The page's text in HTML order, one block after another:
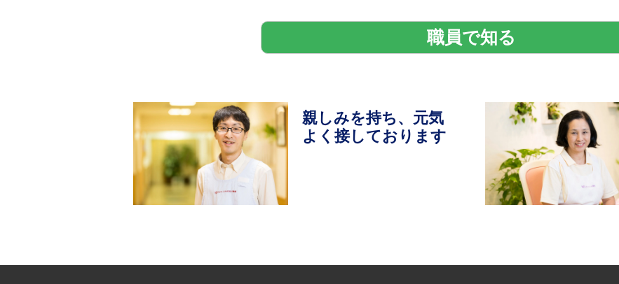
職員で知る
親しみを持ち、元気
よく接しております